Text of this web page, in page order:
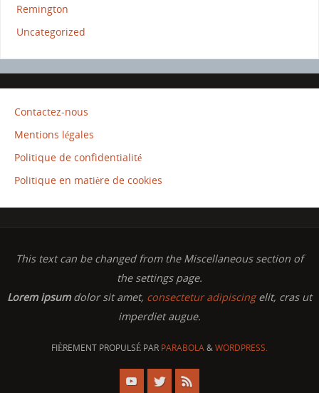
Remington
Uncategorized
Contactez-nous
Mentions légales
Politique de confidentialité
Politique en matière de cookies
This text can be changed from the Miscellaneous section of
the settings page.
Lorem ipsumdolor sit amet, consectetur adipiscingelit, cras ut
imperdiet augue.
FIÈREMENT PROPULSÉ PAR PARABOLA&WORDPRESS.